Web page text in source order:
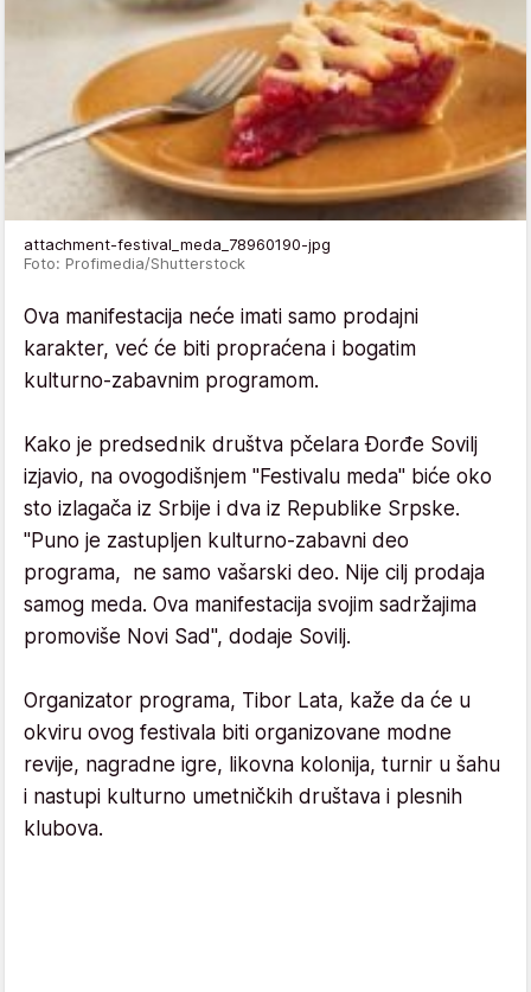
attachment-festival_meda_78960190-jpg
Foto: Profimedia/Shutterstock
Ova manifestacija neće imati samo prodajni
karakter, već će biti propraćena i bogatim
kulturno-zabavnim programom.
Kako je predsednik društva pčelara Đorđe Sovilj
izjavio, na ovogodišnjem "Festivalu meda" biće oko
sto izlagača iz Srbije i dva iz Republike Srpske.
"Puno je zastupljen kulturno-zabavni deo
programa, ne samo vašarski deo. Nije cilj prodaja
samog meda. Ova manifestacija svojim sadržajima
promoviše Novi Sad", dodaje Sovilj.
Organizator programa, Tibor Lata, kaže da će u
okviru ovog festivala biti organizovane modne
revije, nagradne igre, likovna kolonija, turnir u šahu
i nastupi kulturno umetničkih društava i plesnih
klubova.